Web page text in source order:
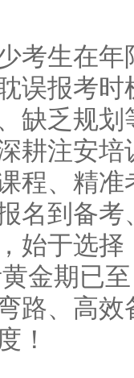
生在年
误报考
缺乏规
耕注安
程、精
名到备
始于选
金期已
路、高
！